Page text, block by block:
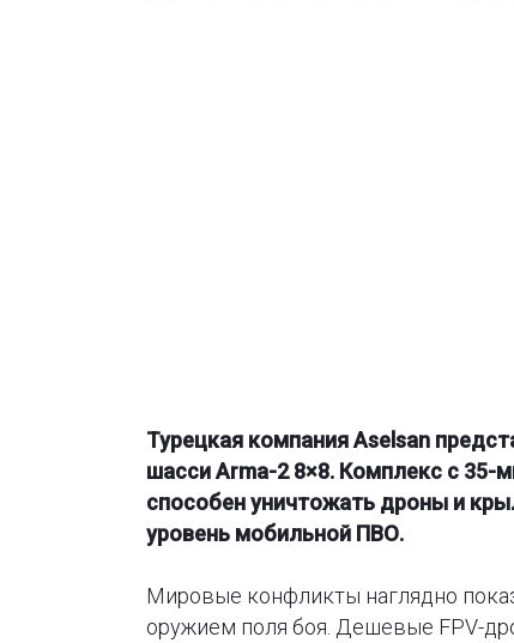
Турецкая компания Aselsan
шасси Arma-2 8×8. Комплекс с
способен уничтожать дроны и
уровень мобильной ПВО.
Мировые конфликты наглядно
оружием поля боя. Дешевые FPV-